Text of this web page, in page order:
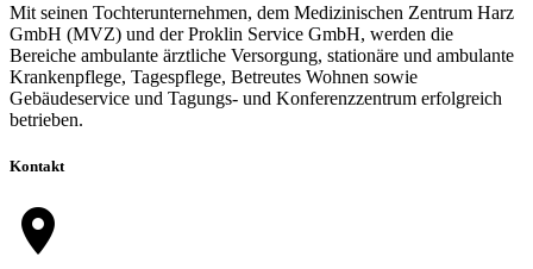
Mit seinen Tochterunternehmen, dem Medizinischen Zentrum Harz
GmbH (MVZ) und der Proklin Service GmbH, werden die
Bereiche ambulante ärztliche Versorgung, stationäre und ambulante
Krankenpflege, Tagespflege, Betreutes Wohnen sowie
Gebäudeservice und Tagungs- und Konferenzzentrum erfolgreich
betrieben.
Kontakt
location_on